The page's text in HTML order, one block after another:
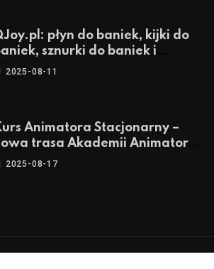
płyn do baniek, kijki do
sznurki do baniek i
do baniek
2025-08-11
Animatora Stacjonarny –
trasa Akademii Animatora
jesień 2025
2025-08-17